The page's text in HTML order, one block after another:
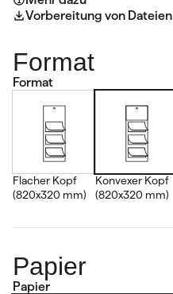
Vorbereitung von Dateien
Format
Format
Flacher Kopf
(820x320 mm)
Konvexer Kopf
(820x320 mm)
Papier
Papier